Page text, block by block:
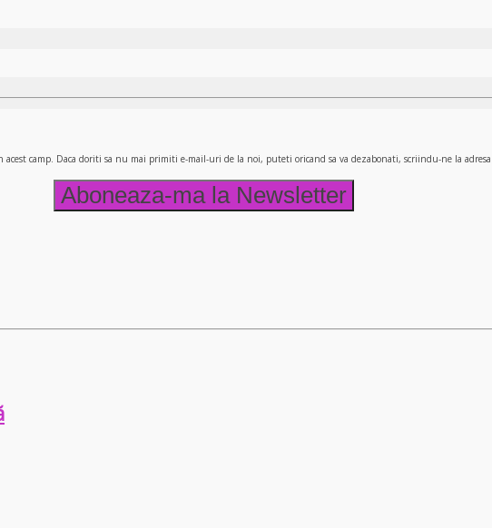
camp. Daca doriti sa nu mai primiti e-mail-uri de la noi, puteti oricand sa va dezabonati, scriindu-ne la